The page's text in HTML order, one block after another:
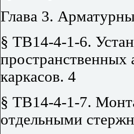
Глава 3.
§ ТВ14-4-1-6.
пространственных
каркасов. 4
§ ТВ14-4-1-7.
отдельными